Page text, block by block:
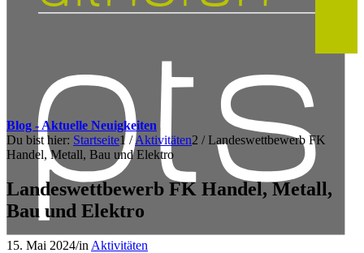
Blog - Aktuelle Neuigkeiten
Du bist hier: Startseite1 /Aktivitäten2 / Landeswettbewerb FK
Handel, Metall, Bau und Elektro
Landeswettbewerb FK Handel, Metall,
Bau und Elektro
15. Mai 2024/in Aktivitäten